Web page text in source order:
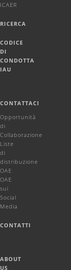
ICAER
RICERCA
CODICE
DI
CONDOTTA
IAU
CONTATTACI
Opportunità
di
Collaborazione
Liste
di
distribuzione
OAE
OAE
sui
Social
Media
CONTATTI
ABOUT
US